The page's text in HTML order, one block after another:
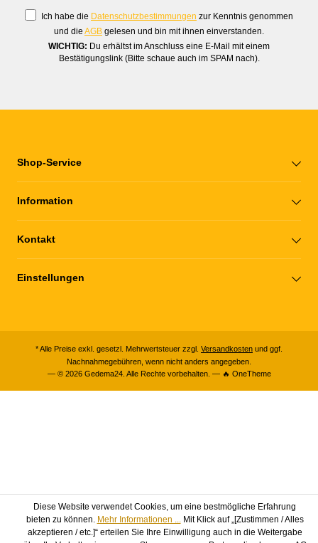
Ich habe die Datenschutzbestimmungen zur Kenntnis genommen
und die AGB gelesen und bin mit ihnen einverstanden.
WICHTIG: Du erhältst im Anschluss eine E-Mail mit einem
Bestätigungslink (Bitte schaue auch im SPAM nach).
Shop-Service
Information
Kontakt
Einstellungen
* Alle Preise exkl. gesetzl. Mehrwertsteuer zzgl. Versandkosten und ggf.
Nachnahmegebühren, wenn nicht anders angegeben.
— © 2026 Gedema24. Alle Rechte vorbehalten. — 🔥 OneTheme
Diese Website verwendet Cookies, um eine bestmögliche Erfahrung
bieten zu können. Mehr Informationen ...Mit Klick auf „[Zustimmen / Alles
akzeptieren / etc.]“ erteilen Sie Ihre Einwilligung auch in die Weitergabe